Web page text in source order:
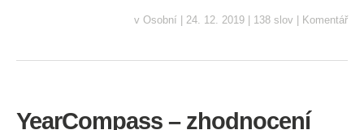
v Osobní 24. 12. 2019 138 slov Komentář
YearCompass – zhodnocení